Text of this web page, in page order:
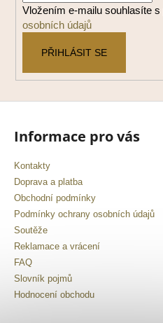
Vložením e-mailu souhlasíte s
osobních údajů
PŘIHLÁSIT SE
Informace pro vás
Kontakty
Doprava a platba
Obchodní podmínky
Podmínky ochrany osobních údajů
Soutěže
Reklamace a vrácení
FAQ
Slovník pojmů
Hodnocení obchodu